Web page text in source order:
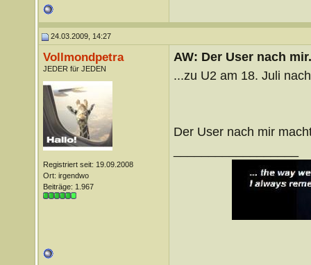
24.03.2009, 14:27
Vollmondpetra
JEDER für JEDEN
Registriert seit: 19.09.2008
Ort: irgendwo
Beiträge: 1.967
AW: Der User nach
...zu U2 am 18. Juli
Der User nach mir